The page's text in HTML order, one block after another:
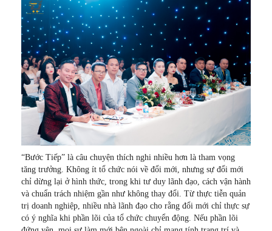
“Bước Tiếp” là câu chuyện thích nghi nhiều hơn là tham vọng
tăng trưởng. Không ít tổ chức nói về đổi mới, nhưng sự đổi mới
chỉ dừng lại ở hình thức, trong khi tư duy lãnh đạo, cách vận hành
và chuẩn trách nhiệm gần như không thay đổi. Từ thực tiễn quản
trị doanh nghiệp, nhiều nhà lãnh đạo cho rằng đổi mới chỉ thực sự
có ý nghĩa khi phần lõi của tổ chức chuyển động. Nếu phần lõi